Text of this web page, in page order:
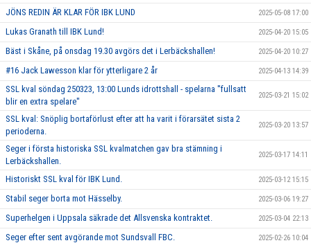
JÖNS REDIN ÄR KLAR FÖR IBK LUND 2025-05-08 17:00
Lukas Granath till IBK Lund! 2025-04-20 15:05
Bäst i Skåne, på onsdag 19.30 avgörs det i Lerbäckshallen! 2025-04-20 10:27
#16 Jack Lawesson klar för ytterligare 2 år 2025-04-13 14:39
SSL kval söndag 250323, 13:00 Lunds idrottshall - spelarna ''fullsatt
blir en extra spelare''
2025-03-21 15:02
SSL kval: Snöplig bortaförlust efter att ha varit i förarsätet sista 2
perioderna.
2025-03-20 13:57
Seger i första historiska SSL kvalmatchen gav bra stämning i
Lerbäckshallen.
2025-03-17 14:11
Historiskt SSL kval för IBK Lund. 2025-03-12 15:15
Stabil seger borta mot Hässelby. 2025-03-06 19:27
Superhelgen i Uppsala säkrade det Allsvenska kontraktet. 2025-03-04 22:13
Seger efter sent avgörande mot Sundsvall FBC. 2025-02-26 10:04